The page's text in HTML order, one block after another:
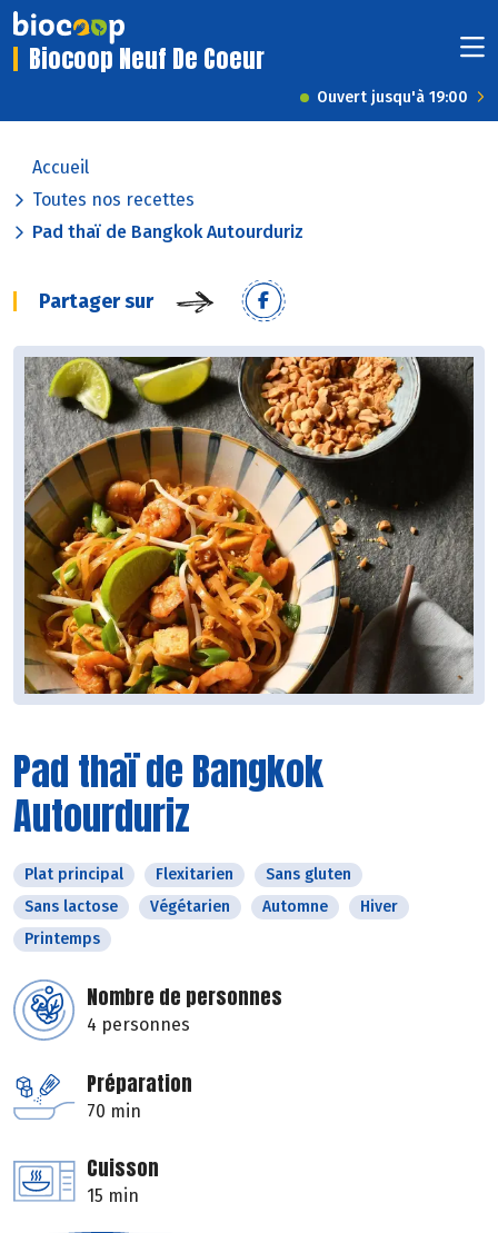
Biocoop Neuf De Coeur
Ouvert jusqu'à 19:00
Accueil
Toutes nos recettes
Pad thaï de Bangkok Autourduriz
Partager sur
Pad thaï de Bangkok
Autourduriz
Plat principal Flexitarien
Sans gluten
Sans lactose
Végétarien Automne
Hiver
Printemps
Nombre de personnes
4 personnes
Préparation
70 min
Cuisson
15 min